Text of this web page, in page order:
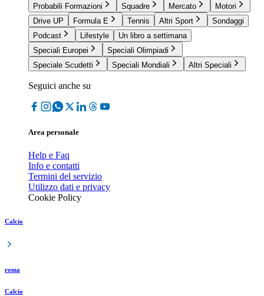
Probabili Formazioni
Squadre Mercato
Motori
Drive UP
Formula E Tennis Altri Sport
Sondaggi
Podcast
Lifestyle
Un libro a settimana
Speciali Europei
Speciali Olimpiadi
Speciale Scudetti
Speciali Mondiali Altri Speciali
Seguici anche su
Area personale
Help e Faq
Info e contatti
Termini del servizio
Utilizzo dati e privacy
Cookie Policy
Calcio
roma
Calcio